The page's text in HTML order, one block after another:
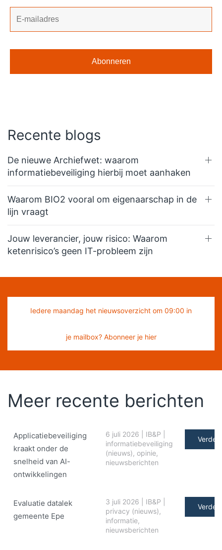
Recente blogs
De nieuwe Archiefwet: waarom
informatiebeveiliging hierbij moet aanhaken
Waarom BIO2 vooral om eigenaarschap in de
lijn vraagt
Jouw leverancier, jouw risico: Waarom
ketenrisico’s geen IT-probleem zijn
Iedere maandag het nieuwsoverzicht om 09:00 in
je mailbox? Abonneer je hier
Meer recente berichten
Applicatiebeveiliging
kraakt onder de
snelheid van AI-
ontwikkelingen
6 juli 2026 IB&P
informatiebeveiliging
(nieuws), opinie,
nieuwsberichten
Verder
Evaluatie datalek
gemeente Epe
3 juli 2026 IB&P
privacy (nieuws),
informatie,
nieuwsberichten
Verder